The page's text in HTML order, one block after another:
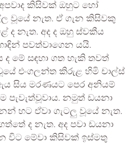
කිසිවක් ඔහුට හෝ
වූයේ නැත. ඒ ගැන කිසිවකු
ද නැත. අද ද ඔහු ස්වකීය
පවත්වාගෙන යයි.
මේ සඳහා ගත හැකි තවත්
එංගලන්ත කිරුළ හිමි චාල්ස්
සිය මරණයට පෙර අනියම්
පැවැත්වූවාය. නමුත් ඩයනා
හට ඒවා ගැටලු වූයේ නැත.
ද නැත. අද පවා ඩයනා
විට මේවා කිසිවක් ඉස්මතු